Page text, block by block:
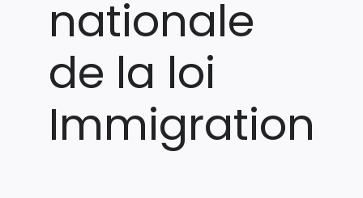
nationale
de la loi
Immigration